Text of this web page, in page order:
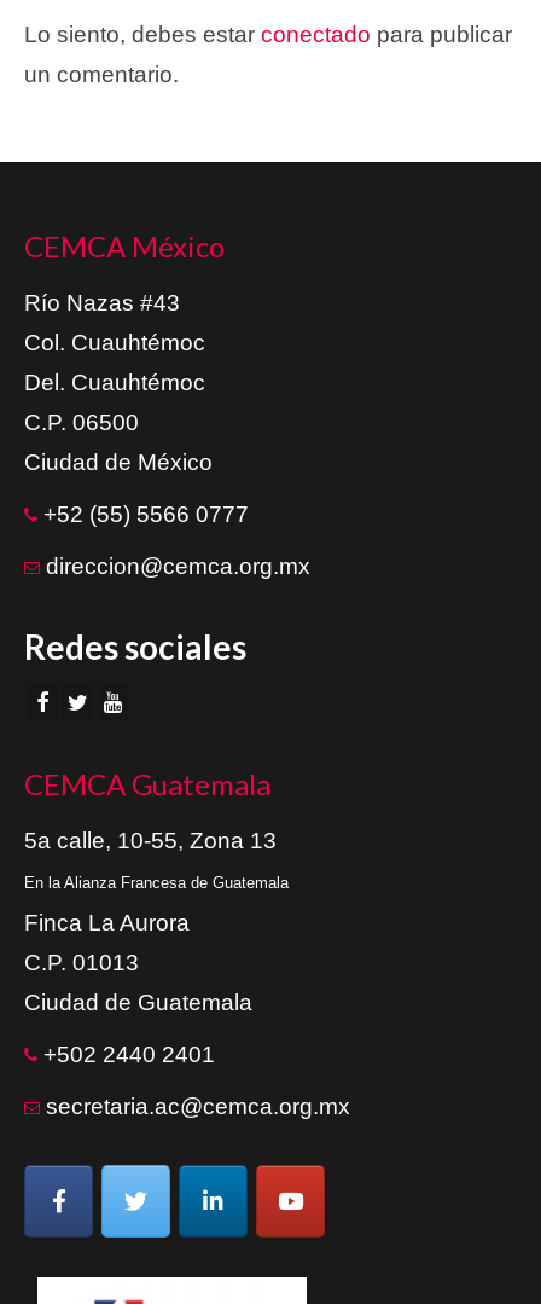
Lo siento, debes estar conectado para publicar
un comentario.
CEMCA México
Río Nazas #43
Col. Cuauhtémoc
Del. Cuauhtémoc
C.P. 06500
Ciudad de México
+52 (55) 5566 0777
direccion@cemca.org.mx
Redes sociales
CEMCA Guatemala
5a calle, 10-55, Zona 13
En la Alianza Francesa de Guatemala
Finca La Aurora
C.P. 01013
Ciudad de Guatemala
+502 2440 2401
secretaria.ac@cemca.org.mx